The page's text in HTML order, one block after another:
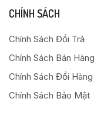
CHÍNH SÁCH
Chính Sách Đổi Trả
Chính Sách Bán Hàng
Chính Sách Đổi Hàng
Chính Sách Bảo Mật